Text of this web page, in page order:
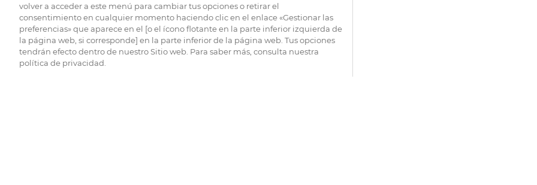
volver a acceder a este menú para cambiar tus opciones o retirar el
consentimiento en cualquier momento haciendo clic en el enlace «Gestionar las
preferencias» que aparece en el [o el ícono flotante en la parte inferior izquierda de
la página web, si corresponde] en la parte inferior de la página web. Tus opciones
tendrán efecto dentro de nuestro Sitio web. Para saber más, consulta nuestra
política de privacidad.